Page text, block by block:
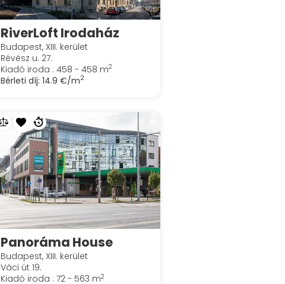
RiverLoft Irodaház
Budapest, XIII. kerület
Révész u. 27.
Kiadó iroda : 458 - 458 m2
Bérleti díj: 14.9 €/m2
Panoráma House
Budapest, XIII. kerület
Váci út 19.
Kiadó iroda : 72 - 563 m2